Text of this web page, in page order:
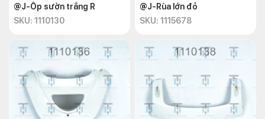
@J-Ốp sườn trắng R
SKU: 1110130
@J-Rùa lớn đỏ
SKU: 1115678